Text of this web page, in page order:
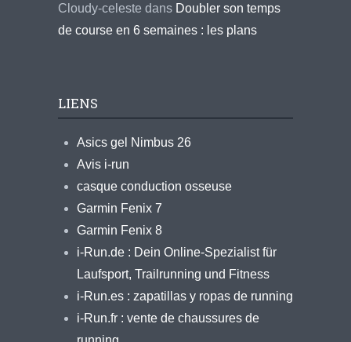
Cloudy-celeste dans Doubler son temps
de course en 6 semaines : les plans
LIENS
Asics gel Nimbus 26
Avis i-run
casque conduction osseuse
Garmin Fenix 7
Garmin Fenix 8
i-Run.de : Dein Online-Spezialist für
Laufsport, Trailrunning und Fitness
i-Run.es : zapatillas y ropas de running
i-Run.fr : vente de chaussures de